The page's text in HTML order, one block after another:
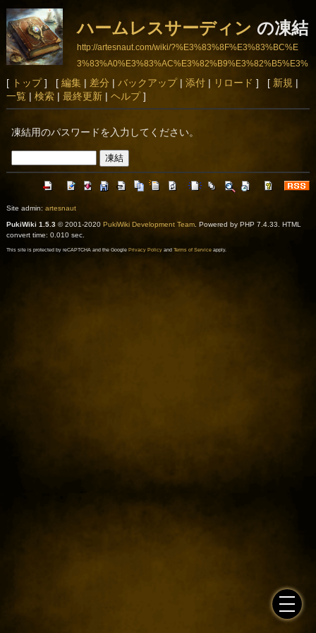
ハームレスサーディン の凍結
http://artesnaut.com/wiki/?%E3%83%8F%E3%83%BC%E
3%83%A0%E3%83%AC%E3%82%B9%E3%82%B5%E3%
83%BC%E3%83%87%E3%82%A3%E3%83%B3
[ トップ] [ 編集| 差分 | バックアップ| 添付| リロード ] [ 新規 |
一覧 | 検索| 最終更新| ヘルプ]
凍結用のパスワードを入力してください。
Site admin: artesnaut
PukiWiki 1.5.3© 2001-2020 PukiWiki Development Team. Powered by PHP 7.4.33. HTML
convert time: 0.010 sec.
This site is protected by reCAPTCHA and the Google Privacy Policyand Terms of Serviceapply.